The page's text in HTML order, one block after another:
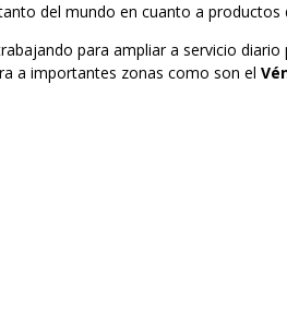
del mundo en cuanto a productos
para ampliar a servicio
a importantes zonas como son el